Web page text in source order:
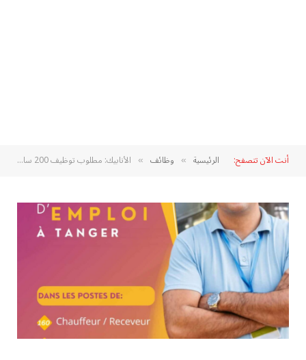
أنت الآن تتصفح: الرئيسية » وظائف » الأنابيك: مطلوب توظيف 200 سائق بمدينة طنجة